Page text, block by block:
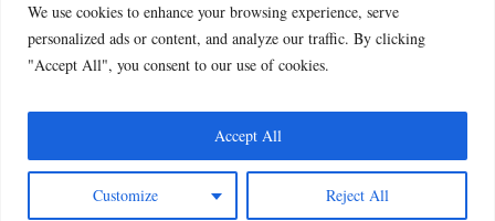
We use cookies to enhance your browsing experience, serve
personalized ads or content, and analyze our traffic. By clicking
"Accept All", you consent to our use of cookies.
Customize Reject All
Accept All